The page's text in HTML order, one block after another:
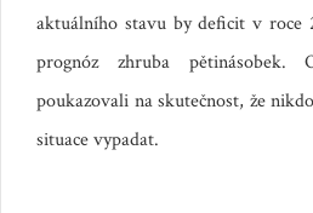
aktuálního stavu by deficit v roce
prognóz zhruba pětinásobek.
poukazovali na skutečnost, že
situace vypadat.